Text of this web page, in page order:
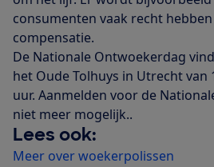
consumenten vaak recht
compensatie.
De Nationale Ontwoekerdag
het Oude Tolhuys in Utrecht van
uur. Aanmelden voor de
niet meer mogelijk..
Lees ook:
Meer over woekerpolissen